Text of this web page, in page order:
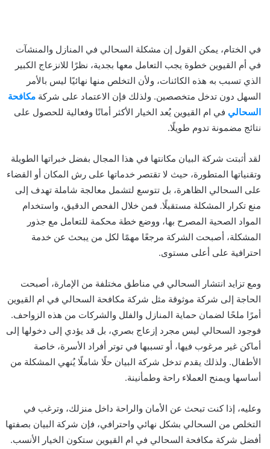
في الختام، يمكن القول إن مشكلة السحالي في المنازل والمنشآت
في أم القيوين خطوة يجب التعامل معها بجدية، نظرًا للانزعاج الكبير
الذي تسبب به هذه الكائنات، ولأن التخلص منها نهائيًا ليس بالأمر
السهل دون تدخل متخصصين. ولذلك فإن الاعتماد على شركة مكافحة
السحالي في ام القيوين يُعد الخيار الأكثر أمانًا وفعالية للحصول على
نتائج مضمونة تدوم طويلًا.
لقد أثبتت شركة البيان مكانتها في هذا المجال بفضل خبراتها الطويلة
وتقنياتها المتطورة، حيث لا تقتصر خدماتها على رش المكان أو القضاء
على السحالي الظاهرة، بل تتوسع لتشمل معالجة شاملة تهدف إلى
منع تكرار المشكلة مستقبلًا. فمن خلال الفحص الدقيق، واستخدام
المواد الصحية المصرح بها، ووضع خطة محكمة للتعامل مع جذور
المشكلة، أصبحت الشركة مرجعًا مهمًا لكل من يبحث عن خدمة
احترافية على أعلى مستوى.
ومع تزايد انتشار السحالي في مناطق مختلفة من الإمارة، أصبحت
الحاجة إلى شركة موثوقة مثل شركة مكافحة السحالي في ام القيوين
أمرًا ملحًا لضمان حماية المنازل والفلل والشركات من هذه الزواحف.
فوجود السحالي ليس مجرد إزعاج بصري، بل قد يؤدي إلى دخولها إلى
أماكن غير مرغوب فيها، أو تسببها في توتر أفراد الأسرة، خاصة
الأطفال. ولذلك يقدم تدخل شركة البيان حلًا شاملًا يُنهي المشكلة من
أساسها ويمنح العملاء راحة وطمأنينة.
وعليه، إذا كنت تبحث عن الأمان والراحة داخل منزلك، وترغب في
التخلص من السحالي بشكل نهائي واحترافي، فإن شركة البيان بصفتها
أفضل شركة مكافحة السحالي في ام القيوين ستكون الخيار الأنسب.